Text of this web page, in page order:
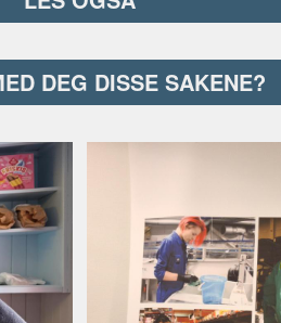
DEG DISSE SAKENE?